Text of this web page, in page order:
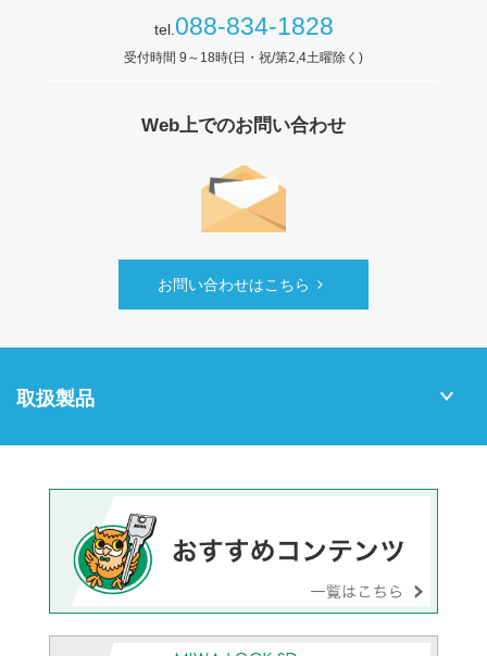
tel. 088-834-1828
受付時間 9～18時(日・祝/第2,4土曜除く)
Web上でのお問い合わせ
お問い合わせはこちら
取扱製品